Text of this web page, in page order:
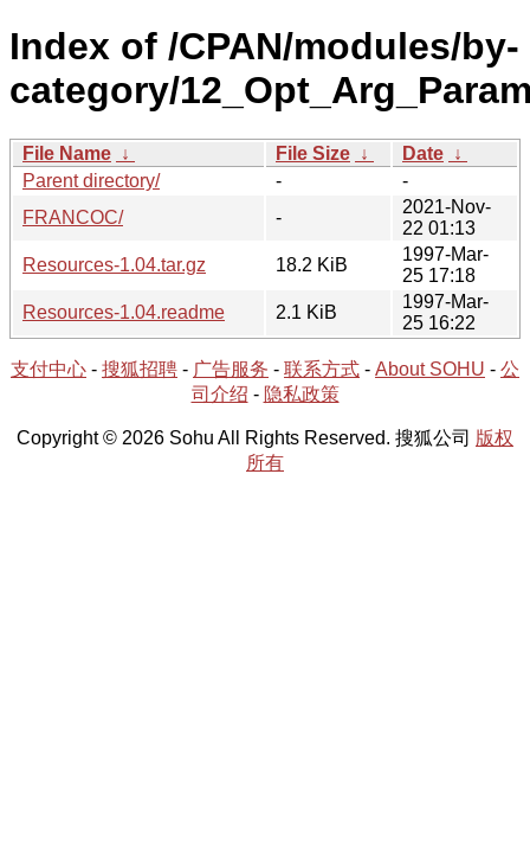
Index of /CPAN/modules/by-
category/
File Name ↓ File Size ↓ Date ↓
Parent directory/
-
-
FRANCOC/
-
2021-Nov-
22 01:13
Resources-1.04.tar.gz
18.2 KiB
1997-Mar-
25 17:18
Resources-1.04.readme
2.1 KiB
1997-Mar-
25 16:22
支付中心 - 搜狐招聘 - 广告服务 - 联系方式 - About SOHU - 公
司介绍 - 隐私政策
Copyright © 2026 Sohu All Rights Reserved. 搜狐公司 版权
所有